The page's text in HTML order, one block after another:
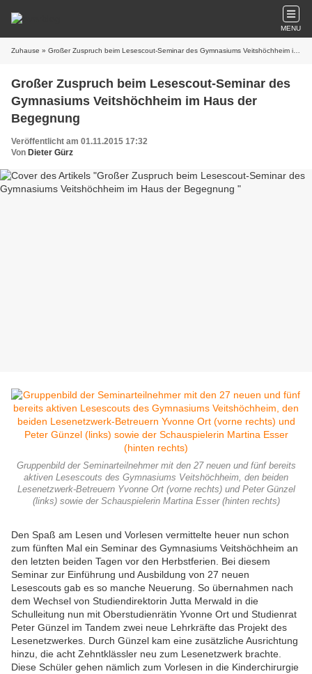
MENU
Zuhause » Großer Zuspruch beim Lesescout-Seminar des Gymnasiums Veitshöchheim im Haus der Begegnung
Großer Zuspruch beim Lesescout-Seminar des
Gymnasiums Veitshöchheim im Haus der
Begegnung
Veröffentlicht am 01.11.2015 17:32
Von Dieter Gürz
Gruppenbild der Seminarteilnehmer mit den 27 neuen und fünf bereits
aktiven Lesescouts des Gymnasiums Veitshöchheim, den beiden
Lesenetzwerk-Betreuern Yvonne Ort (vorne rechts) und Peter Günzel
(links) sowie der Schauspielerin Martina Esser (hinten rechts)
Den Spaß am Lesen und Vorlesen vermittelte heuer nun schon
zum fünften Mal ein Seminar des Gymnasiums Veitshöchheim an
den letzten beiden Tagen vor den Herbstferien. Bei diesem
Seminar zur Einführung und Ausbildung von 27 neuen
Lesescouts gab es so manche Neuerung. So übernahmen nach
dem Wechsel von Studiendirektorin Jutta Merwald in die
Schulleitung nun mit Oberstudienrätin Yvonne Ort und Studienrat
Peter Günzel im Tandem zwei neue Lehrkräfte das Projekt des
Lesenetzwerkes. Durch Günzel kam eine zusätzliche Ausrichtung
hinzu, die acht Zehntklässler neu zum Lesenetzwerk brachte.
Diese Schüler gehen nämlich zum Vorlesen in die Kinderchirurgie